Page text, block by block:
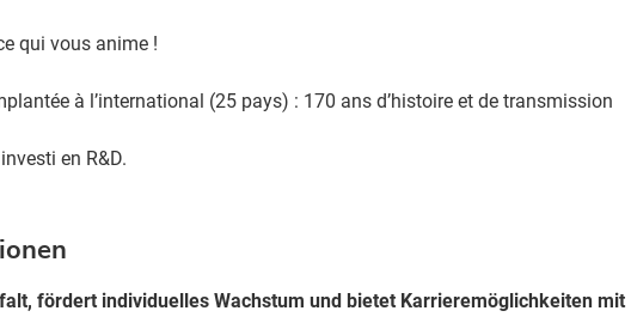
qui vous anime !​
à l’international (25 pays) : 170 ans d’histoire et de transmission
en R&D​.
fördert individuelles Wachstum und bietet Karrieremöglichkeiten mit